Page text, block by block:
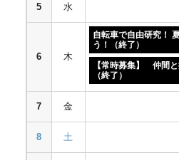
5 水
6 木
自転車で自由研究！
う！（終了）
【常時募集】 仲間
（終了）
7 金
8 土